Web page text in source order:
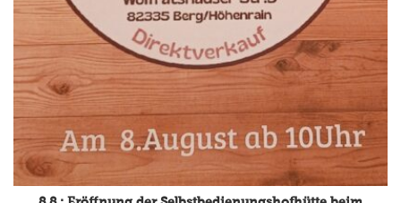
15.8.: Grillfeier der Lüßbacher Blasmusik